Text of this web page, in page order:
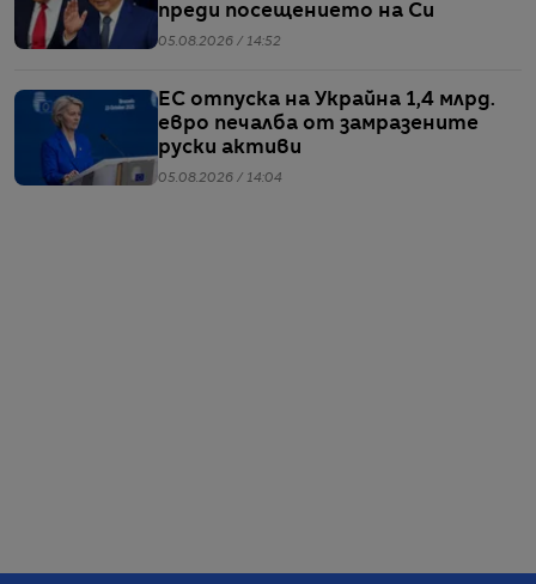
преди посещението на Си
05.08.2026 / 14:52
ЕС отпуска на Украйна 1,4 млрд.
евро печалба от замразените
руски активи
05.08.2026 / 14:04